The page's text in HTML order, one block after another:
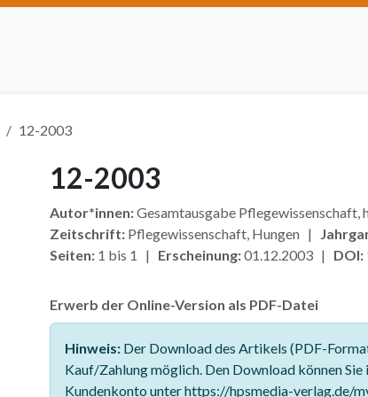
12-2003
12-2003
Autor*innen:Gesamtausgabe Pflegewissenschaft,
Zeitschrift:Pflegewissenschaft, Hungen |
Seiten:1 bis 1 | Erscheinung:01.12.2003 | DOI:
Erwerb der Online-Version als PDF-Datei
Hinweis:Der Download des Artikels (PDF-
Kauf/Zahlung möglich. Den Download können Sie
Kundenkonto unter https://hpsmedia-verlag.de/